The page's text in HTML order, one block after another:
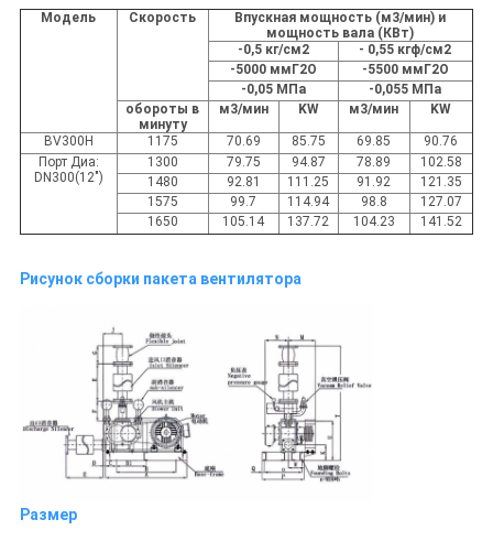
Модель Скорость
Впускная мощность (м3/мин) и
мощность вала (КВт)
-0,5 кг/см2
- 0,55 кгф/см2
-5000 ммГ2О
-5500 ммГ2О
-0,05 МПа
-0,055 МПа
обороты в
минуту
м3/мин KW м3/мин KW
BV300H 1175 70.69 85.75 69.85
90.76
Порт Диа:
DN300(12")
1300 79.75 94.87 78.89
102.58
1480
92.81 111.25 91.92
121.35
1575
99.7 114.94 98.8
127.07
1650
105.14 137.72 104.23 141.52
Рисунок сборки пакета вентилятора
Размер